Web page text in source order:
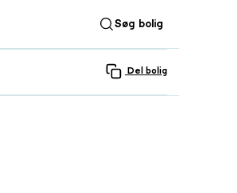
Søg bolig
Del bolig